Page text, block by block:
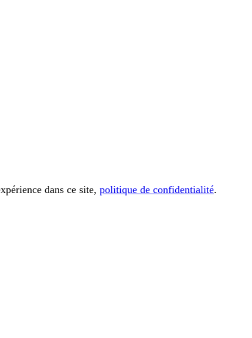
dans ce site, politique de confidentialité.